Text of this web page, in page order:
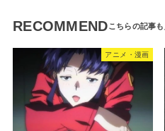
RECOMMEND
アニメ・漫画